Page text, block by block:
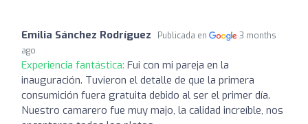
Emilia Sánchez Rodríguez Publicada en
3 months
ago
Experiencia fantástica: Fui con mi pareja en la
inauguración. Tuvieron el detalle de que la primera
consumición fuera gratuita debido al ser el primer día.
Nuestro camarero fue muy majo, la calidad increíble, nos